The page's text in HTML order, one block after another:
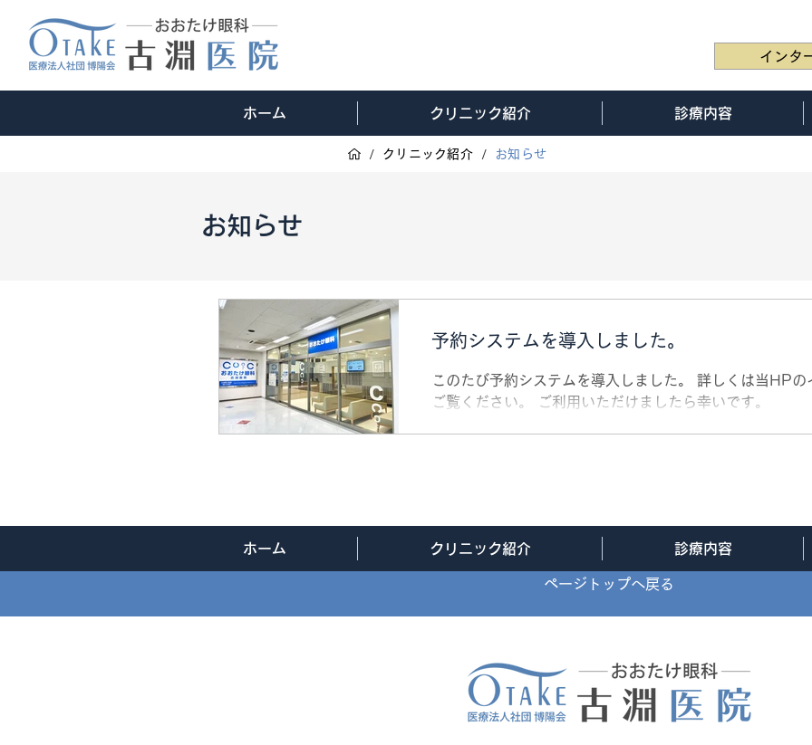
インタ
ホーム クリニック紹介 診療内容
/ クリニック紹介 / お知らせ
お知らせ
予約システムを導入しました。
このたび予約システムを導入しました。 詳しくは当HP
ご覧ください。 ご利用いただけましたら幸いです。
ホーム クリニック紹介 診療内容
ページトップへ戻る